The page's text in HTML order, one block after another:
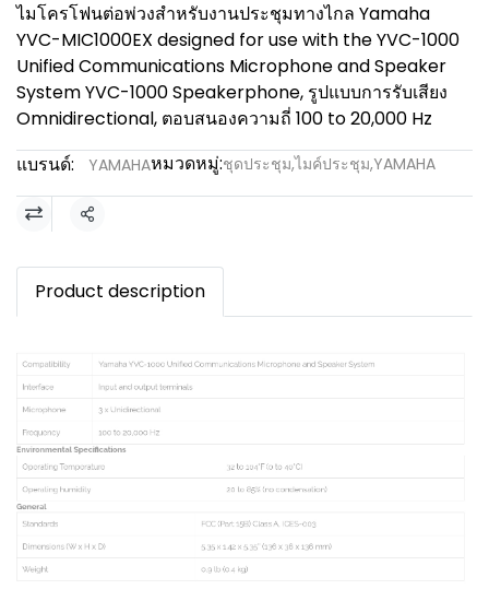
ไมโครโฟนต่อพ่วงสำหรับงานประชุมทางไกล Yamaha
YVC-MIC1000EX designed for use with the YVC-1000
Unified Communications Microphone and Speaker
System YVC-1000 Speakerphone, รูปแบบการรับเสียง
Omnidirectional, ตอบสนองความถี่ 100 to 20,000 Hz
แบรนด์:
YAMAHAหมวดหมู่:ชุดประชุม,ไมค์ประชุม,YAMAHA
แชร์
Product description